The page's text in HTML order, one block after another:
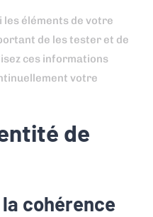
les éléments de votre
de les tester et de
ces informations
votre
de
cohérence